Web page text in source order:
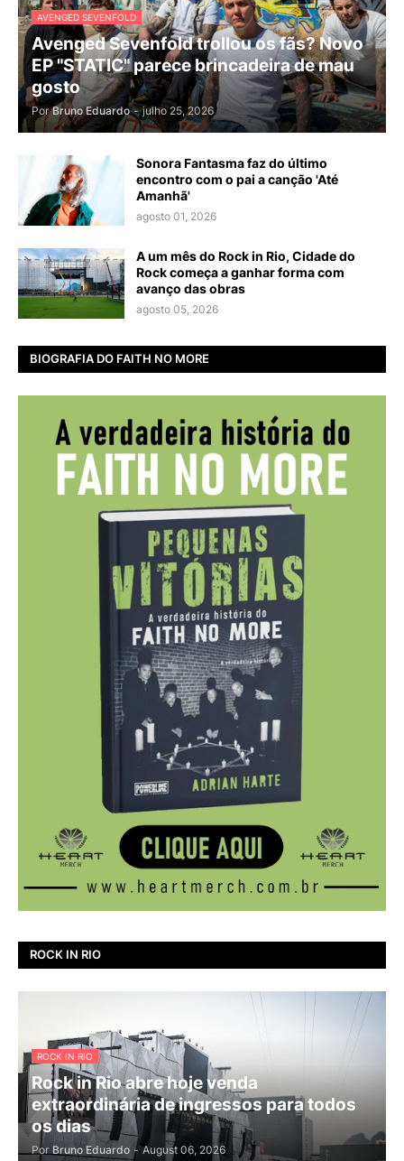
AVENGED SEVENFOLD
Avenged Sevenfold trollou os fãs? Novo
EP "STATIC" parece brincadeira de mau
gosto
Por Bruno Eduardo - julho 25, 2026
Sonora Fantasma faz do último
encontro com o pai a canção 'Até
Amanhã'
agosto 01, 2026
A um mês do Rock in Rio, Cidade do
Rock começa a ganhar forma com
avanço das obras
agosto 05, 2026
BIOGRAFIA DO FAITH NO MORE
ROCK IN RIO
ROCK IN RIO
Rock in Rio abre hoje venda
extraordinária de ingressos para todos
os dias
Por Bruno Eduardo - August 06, 2026